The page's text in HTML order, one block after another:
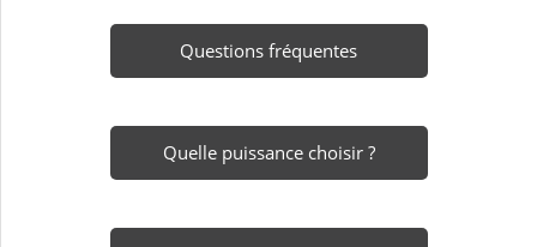
Questions fréquentes
Quelle puissance choisir ?